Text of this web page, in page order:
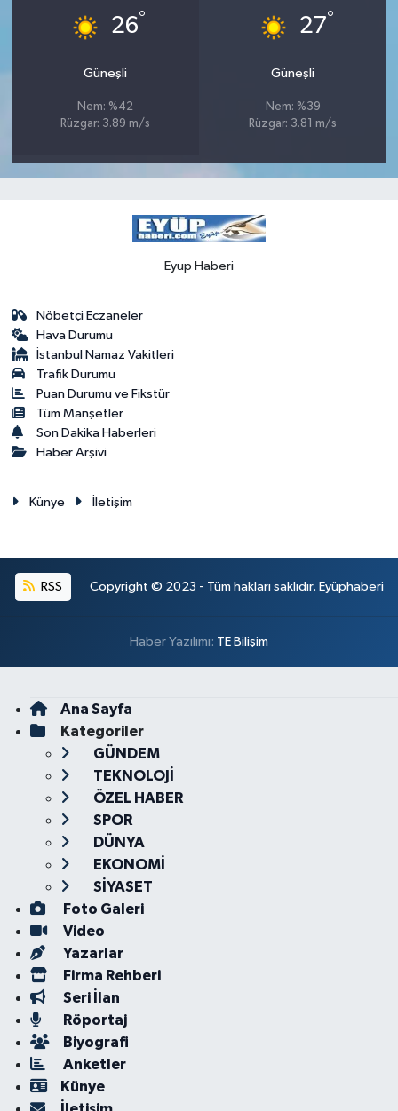
26°
Güneşli
Nem: %42
Rüzgar: 3.89 m/s
27°
Güneşli
Nem: %39
Rüzgar: 3.81 m/s
Eyup Haberi
Nöbetçi Eczaneler
Hava Durumu
İstanbul Namaz Vakitleri
Trafik Durumu
Puan Durumu ve Fikstür
Tüm Manşetler
Son Dakika Haberleri
Haber Arşivi
Künye İletişim
RSS Copyright © 2023 - Tüm hakları saklıdır. Eyüphaberi
Haber Yazılımı: TE Bilişim
Ana Sayfa
Kategoriler
GÜNDEM
TEKNOLOJİ
ÖZEL HABER
SPOR
DÜNYA
EKONOMİ
SİYASET
Foto Galeri
Video
Yazarlar
Firma Rehberi
Seri İlan
Röportaj
Biyografi
Anketler
Künye